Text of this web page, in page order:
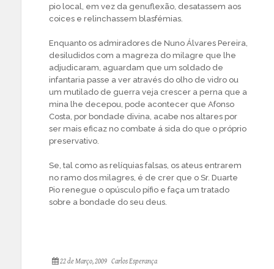
pio local, em vez da genuflexão, desatassem aos
coices e relinchassem blasfémias.
Enquanto os admiradores de Nuno Álvares Pereira,
desiludidos com a magreza do milagre que lhe
adjudicaram, aguardam que um soldado de
infantaria passe a ver através do olho de vidro ou
um mutilado de guerra veja crescer a perna que a
mina lhe decepou, pode acontecer que Afonso
Costa, por bondade divina, acabe nos altares por
ser mais eficaz no combate á sida do que o próprio
preservativo.
Se, tal como as relíquias falsas, os ateus entrarem
no ramo dos milagres, é de crer que o Sr. Duarte
Pio renegue o opúsculo pífio e faça um tratado
sobre a bondade do seu deus.
22 de Março, 2009 Carlos Esperança